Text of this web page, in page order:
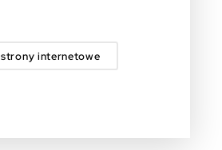
strony internetowe